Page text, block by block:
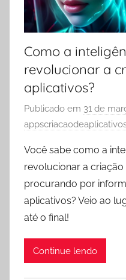
Como a
revolucionar a
aplicativos?
Publicado em 31 de
Você sabe como a
revolucionar a criação
procurando por
aplicativos? Veio ao
até o final!
Continue lendo